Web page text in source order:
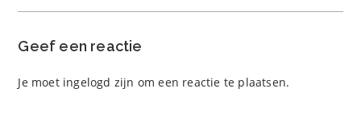
Geef een reactie
Je moet ingelogd zijn om een reactie te plaatsen.